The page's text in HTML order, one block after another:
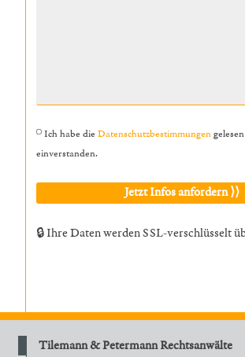
Ich habe dieDatenschutzbestimmungen
einverstanden.
🔒 Ihre Daten werden SSL-verschlüsselt
Tilemann & Petermann Rechtsanwälte